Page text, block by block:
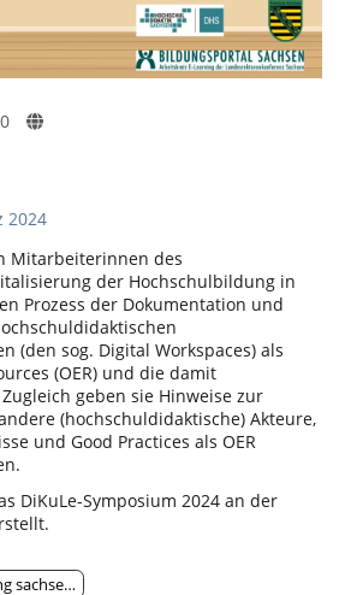
0
2024
Mitarbeiterinnen des
der Hochschulbildung in
Prozess der Dokumentation und
(den sog. Digital Workspaces) als
(OER) und die damit
geben sie Hinweise zur
(hochschuldidaktische) Akteure,
und Good Practices als OER
DiKuLe-Symposium 2024 an der
sachsen; dhs; digital workspace; open